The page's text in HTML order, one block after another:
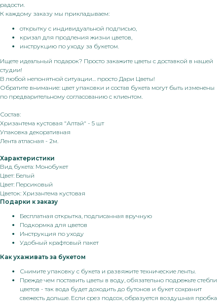
радости.
К каждому заказу мы прикладываем:
открытку с индивидуальной подписью,
кризал для продления жизни цветов,
инструкцию по уходу за букетом.
Ищете идеальный подарок? Просто закажите цветы с доставкой в нашей
студии!
В любой непонятной ситуации… просто Дари Цветы!
Обратите внимание: цвет упаковки и состав букета могут быть изменены
по предварительному согласованию с клиентом.
Состав:
Хризантема кустовая "Алтай" - 5 шт
Упаковка декоративная
Лента атласная - 2м.
Характеристики
Вид букета: Монобукет
Цвет: Белый
Цвет: Персиковый
Цветок: Хризантема кустовая
Подарки к заказу
Бесплатная открытка, подписанная вручную
Подкормка для цветов
Инструкция по уходу
Удобный крафтовый пакет
Как ухаживать за букетом
Снимите упаковку с букета и развяжите технические ленты.
Прежде чем поставить цветы в воду, обязательно подрежьте стебли
цветов - так вода будет доходить до бутонов и букет сохранит
свежесть дольше. Если срез подсох, образуется воздушная пробка